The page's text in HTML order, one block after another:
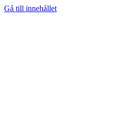
Gå till innehållet